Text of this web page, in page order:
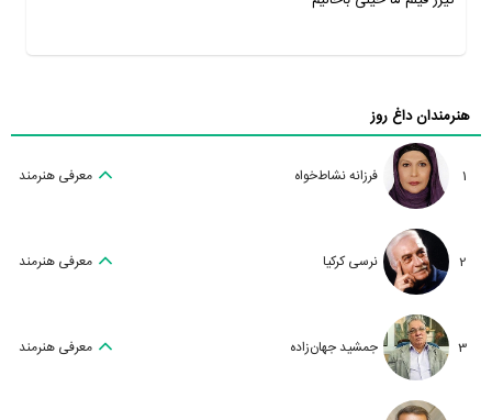
هنرمندان داغ روز
1 فرزانه نشاط‌خواه معرفی هنرمند
2 نرسی کرکیا معرفی هنرمند
3 جمشید جهان‌زاده معرفی هنرمند